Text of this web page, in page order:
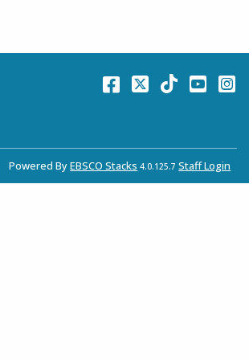
Facebook
TwitterTikTok
Powered ByEBSCO Stacks 4.0.125.7 Staff Login